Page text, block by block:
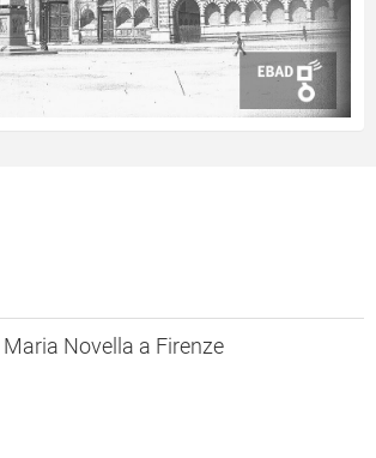
Novella a Firenze